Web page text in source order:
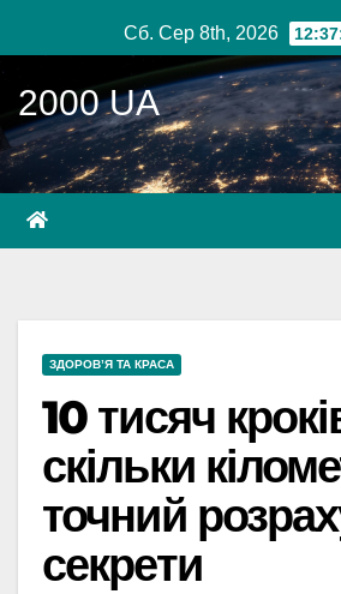
до
вмісту
Сб. Сер 8th, 2026
2000 UA
ЗДОРОВ’Я ТА КРАСА
10 тисяч
скільки
точний
секрети